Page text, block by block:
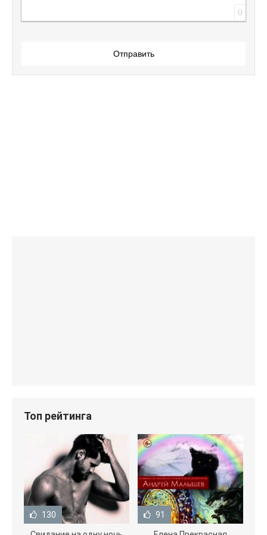
0
Отправить
Топ рейтинга
130 91